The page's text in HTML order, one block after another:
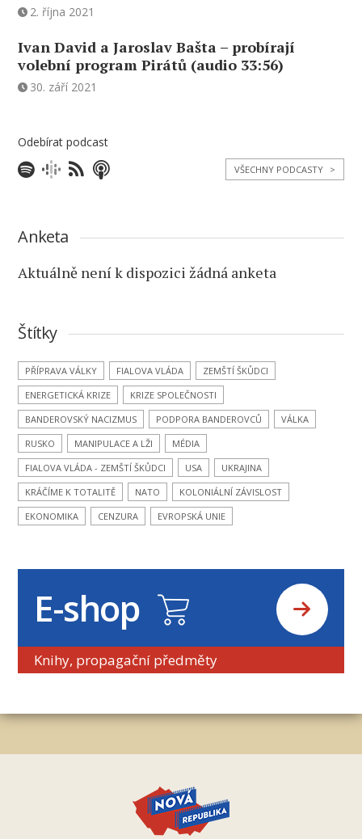
2. října 2021
Ivan David a Jaroslav Bašta – probírají
volební program Pirátů (audio 33:56)
30. září 2021
Odebírat podcast
VŠECHNY PODCASTY >
Anketa
Aktuálně není k dispozici žádná anketa
Štítky
PŘÍPRAVA VÁLKY FIALOVA VLÁDA
ZEMŠTÍ ŠKŮDCI
ENERGETICKÁ KRIZE
KRIZE SPOLEČNOSTI
BANDEROVSKÝ NACIZMUS
PODPORA BANDEROVCŮ
VÁLKA
RUSKO
MANIPULACE A LŽI
MÉDIA
FIALOVA VLÁDA - ZEMŠTÍ ŠKŮDCI
USA
UKRAJINA
KRÁČÍME K TOTALITĚ
NATO
KOLONIÁLNÍ ZÁVISLOST
EKONOMIKA
CENZURA EVROPSKÁ UNIE
E-shop
Knihy, propagační předměty